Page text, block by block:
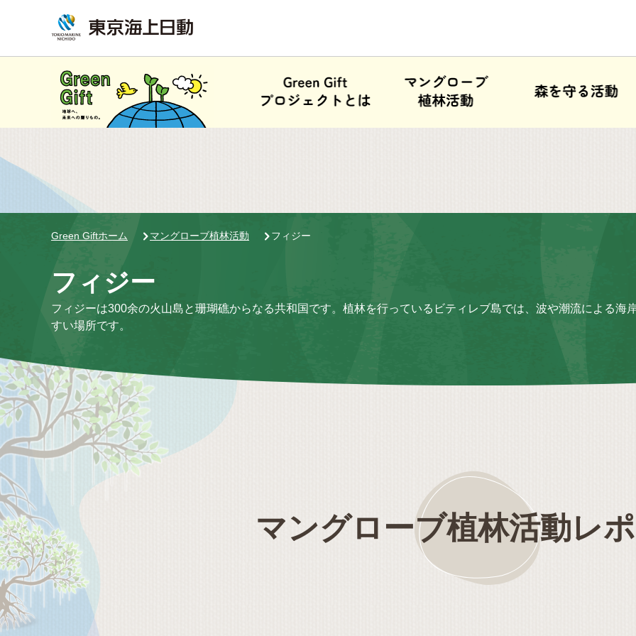
Green Giftホーム マングローブ植林活動 フィジー
フィジー
フィジーは300余の火山島と珊瑚礁からなる共和国です。植林を行っているビティレブ島では、波や潮流による海
すい場所です。
マングローブ植林活動レ